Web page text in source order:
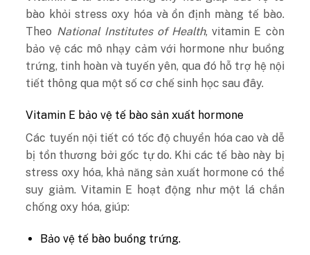
bào khỏi stress oxy hóa và ổn định màng tế bào.
Theo National Institutes of Health, vitamin E còn
bảo vệ các mô nhạy cảm với hormone như buồng
trứng, tinh hoàn và tuyến yên, qua đó hỗ trợ hệ nội
tiết thông qua một số cơ chế sinh học sau đây.
Vitamin E bảo vệ tế bào sản xuất hormone
Các tuyến nội tiết có tốc độ chuyển hóa cao và dễ
bị tổn thương bởi gốc tự do. Khi các tế bào này bị
stress oxy hóa, khả năng sản xuất hormone có thể
suy giảm. Vitamin E hoạt động như một lá chắn
chống oxy hóa, giúp:
Bảo vệ tế bào buồng trứng.